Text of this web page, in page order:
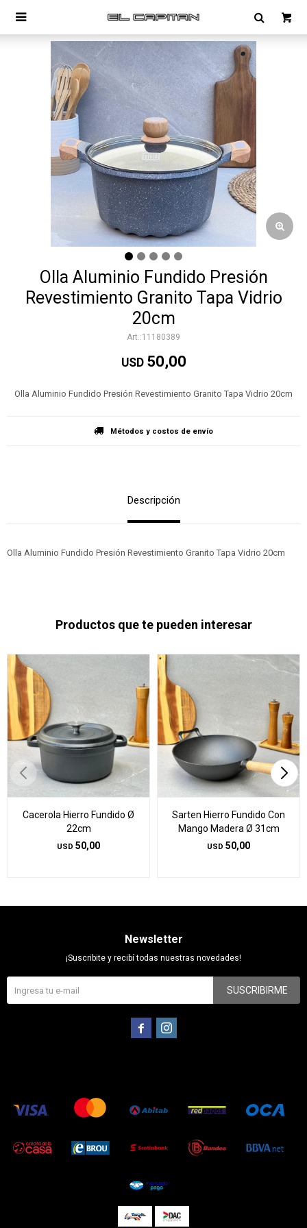

Olla Aluminio Fundido Presión
Revestimiento Granito Tapa Vidrio
20cm
11180389
USD 50,00
Olla Aluminio Fundido Presión Revestimiento Granito Tapa Vidrio 20cm
Métodos y costos de envío
Descripción
Olla Aluminio Fundido Presión Revestimiento Granito Tapa Vidrio 20cm
Productos que te pueden interesar
Cacerola Hierro Fundido Ø
22cm
USD 50,00
Sarten Hierro Fundido Con
Mango Madera Ø 31cm
USD 50,00
Newsletter
¡Suscribite y recibí todas nuestras novedades!
SUSCRIBIRME
 